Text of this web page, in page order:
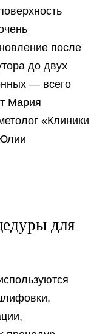
после
до двух
— всего
Мария
«Клиники
для